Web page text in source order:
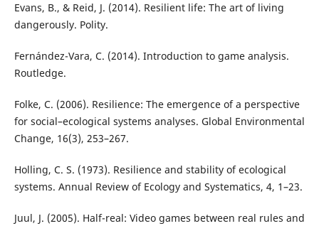
Evans, B., & Reid, J. (2014). Resilient life: The art of living
dangerously. Polity.
Fernández-Vara, C. (2014). Introduction to game analysis.
Routledge.
Folke, C. (2006). Resilience: The emergence of a perspective
for social–ecological systems analyses. Global Environmental
Change, 16(3), 253–267.
Holling, C. S. (1973). Resilience and stability of ecological
systems. Annual Review of Ecology and Systematics, 4, 1–23.
Juul, J. (2005). Half-real: Video games between real rules and